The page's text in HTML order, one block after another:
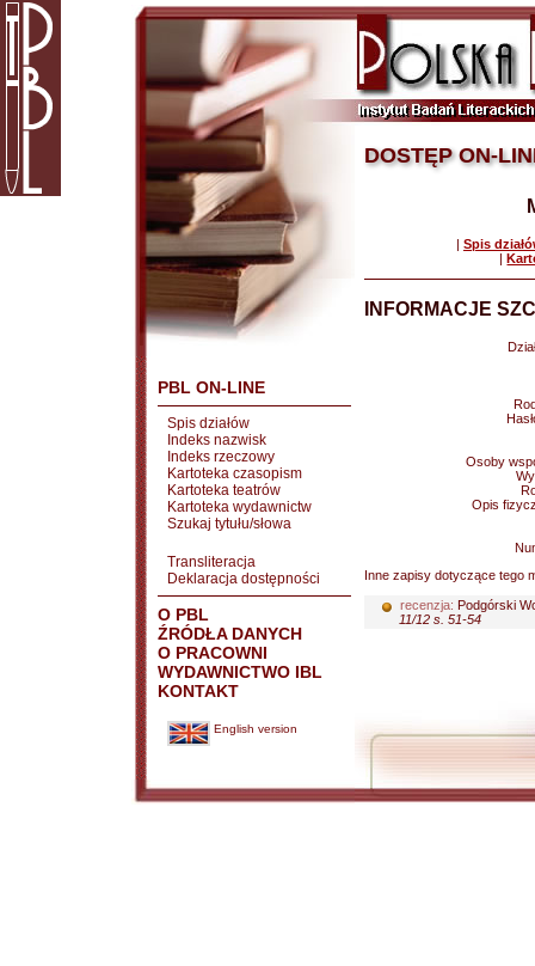
PBL ON-LINE
Spis działów
Indeks nazwisk
Indeks rzeczowy
Kartoteka czasopism
Kartoteka teatrów
Kartoteka wydawnictw
Szukaj tytułu/słowa
Transliteracja
Deklaracja dostępności
O PBL
ŹRÓDŁA DANYCH
O PRACOWNI
WYDAWNICTWO IBL
KONTAKT
English version
DOSTĘP ON-
| Spis
|
INFORMACJE
Osoby
Opis
Inne zapisy dotyczące tego
recenzja: Podgórski
11/12 s. 51-54